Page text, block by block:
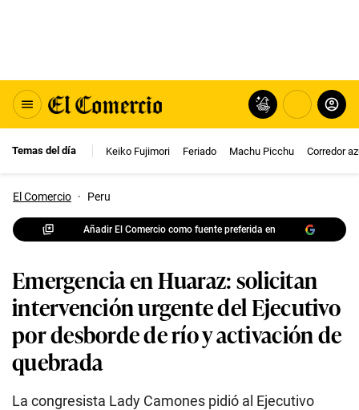
Temas del día Keiko Fujimori Feriado Machu Picchu Corredor
El Comercio · Peru
Añadir El Comercio como fuente preferida en
Emergencia en Huaraz: solicitan
intervención urgente del Ejecutivo
por desborde de río y activación de
quebrada
La congresista Lady Camones pidió al Ejecutivo